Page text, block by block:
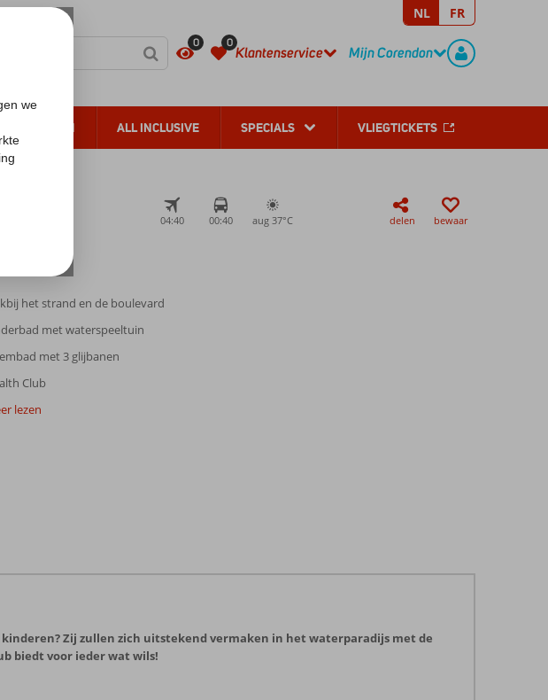
0 0
Klantenservice
CONTACT
Mijn Corendon
REGISTREER
NL FR
VERRE REIZEN ALL INCLUSIVE SPECIALS VLIEGTICKETS
04:40 00:40 aug 37°C delen bewaar
het strand en de boulevard
met waterspeeltuin
met 3 glijbanen
Club
lezen
Zij zullen zich uitstekend vermaken in het waterparadijs met de
biedt voor ieder wat wils!